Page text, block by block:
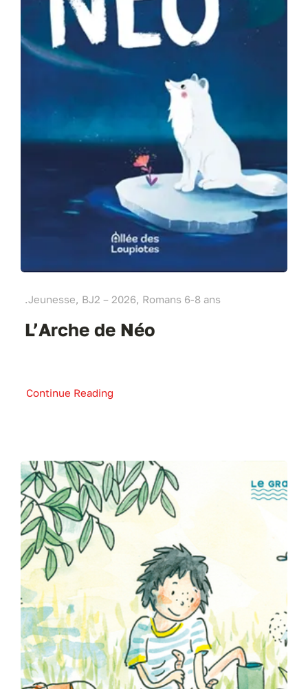
.Jeunesse, BJ2 – 2026, Romans 6-8 ans
L’Arche de Néo
Continue Reading